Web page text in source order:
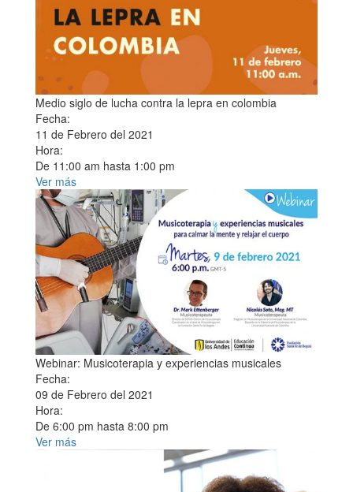
Medio siglo de lucha contra la lepra en colombia
Fecha:
11 de Febrero del 2021
Hora:
De 11:00 am hasta 1:00 pm
Ver más
Webinar: Musicoterapia y experiencias musicales
Fecha:
09 de Febrero del 2021
Hora:
De 6:00 pm hasta 8:00 pm
Ver más